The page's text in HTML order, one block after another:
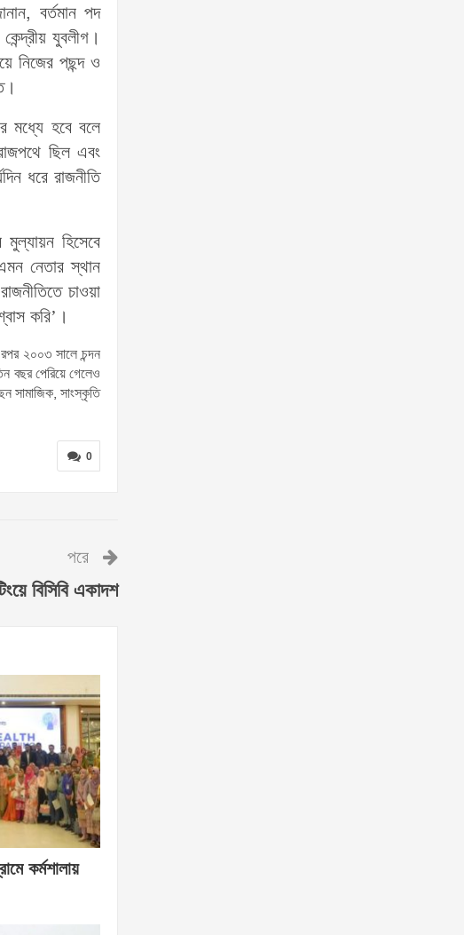
বর্তমান পদ
যুবলীগ।
নিজের পছন্দ ও
মধ্যে হবে বলে
ছিল এবং
ধরে রাজনীতি
হিসেবে
নেতার স্থান
চাওয়া
করি’।
২০০৩ সালে চন্দন
বছর পেরিয়ে গেলেও
সামাজিক, সাংস্কৃতি
0
পরে
বিসিবি একাদশ
কর্মশালায়